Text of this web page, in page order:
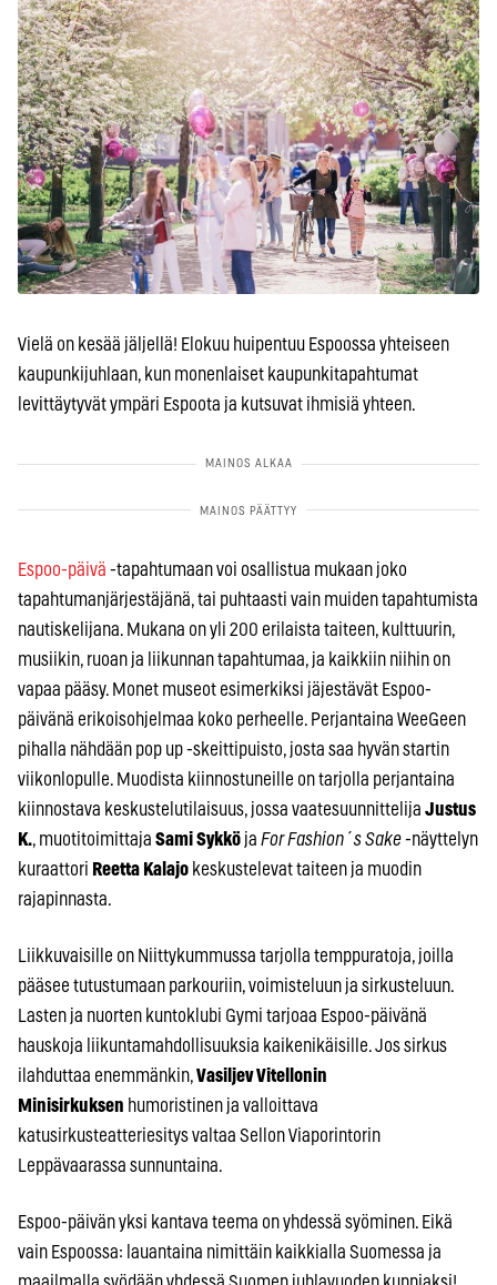
Vielä on kesää jäljellä! Elokuu huipentuu Espoossa yhteiseen
kaupunkijuhlaan, kun monenlaiset kaupunkitapahtumat
levittäytyvät ympäri Espoota ja kutsuvat ihmisiä yhteen.
Espoo-päivä -tapahtumaan voi osallistua mukaan joko
tapahtumanjärjestäjänä, tai puhtaasti vain muiden tapahtumista
nautiskelijana. Mukana on yli 200 erilaista taiteen, kulttuurin,
musiikin, ruoan ja liikunnan tapahtumaa, ja kaikkiin niihin on
vapaa pääsy. Monet museot esimerkiksi jäjestävät Espoo-
päivänä erikoisohjelmaa koko perheelle. Perjantaina WeeGeen
pihalla nähdään pop up -skeittipuisto, josta saa hyvän startin
viikonlopulle. Muodista kiinnostuneille on tarjolla perjantaina
kiinnostava keskustelutilaisuus, jossa vaatesuunnittelija Justus
K., muotitoimittaja Sami Sykkö ja For Fashion´s Sake-näyttelyn
kuraattori Reetta Kalajo keskustelevat taiteen ja muodin
rajapinnasta.
Liikkuvaisille on Niittykummussa tarjolla temppuratoja, joilla
pääsee tutustumaan parkouriin, voimisteluun ja sirkusteluun.
Lasten ja nuorten kuntoklubi Gymi tarjoaa Espoo-päivänä
hauskoja liikuntamahdollisuuksia kaikenikäisille. Jos sirkus
ilahduttaa enemmänkin,Vasiljev Vitellonin
Minisirkuksen humoristinen ja valloittava
katusirkusteatteriesitys valtaa Sellon Viaporintorin
Leppävaarassa sunnuntaina.
Espoo-päivän yksi kantava teema on yhdessä syöminen. Eikä
vain Espoossa: lauantaina nimittäin kaikkialla Suomessa ja